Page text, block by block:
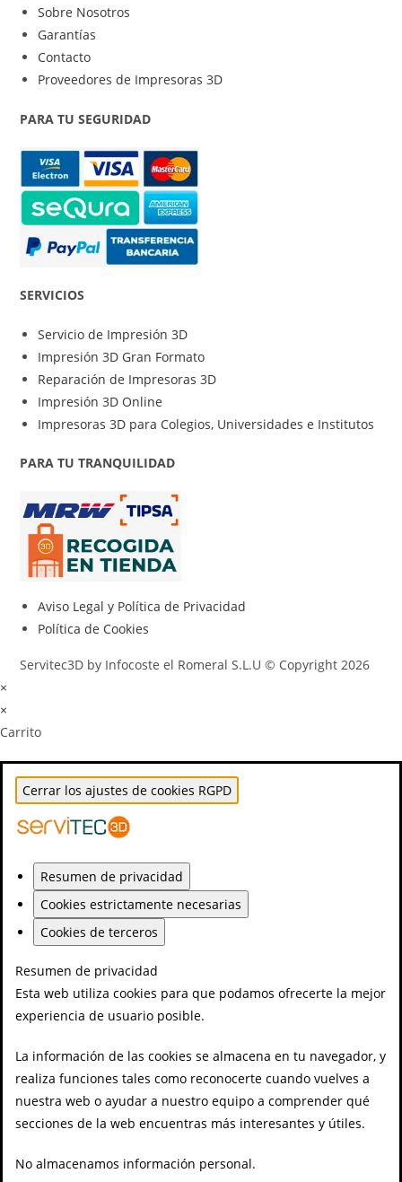
Sobre Nosotros
Garantías
Contacto
Proveedores de Impresoras 3D
PARA TU SEGURIDAD
SERVICIOS
Servicio de Impresión 3D
Impresión 3D Gran Formato
Reparación de Impresoras 3D
Impresión 3D Online
Impresoras 3D para Colegios, Universidades e Institutos
PARA TU TRANQUILIDAD
Aviso Legal y Política de Privacidad
Política de Cookies
Servitec3D by Infocoste el Romeral S.L.U © Copyright 2026
×
×
Carrito
Cerrar los ajustes de cookies RGPD
Resumen de privacidad
Cookies estrictamente necesarias
Cookies de terceros
Resumen de privacidad
Esta web utiliza cookies para que podamos ofrecerte la mejor
experiencia de usuario posible.
La información de las cookies se almacena en tu navegador, y
realiza funciones tales como reconocerte cuando vuelves a
nuestra web o ayudar a nuestro equipo a comprender qué
secciones de la web encuentras más interesantes y útiles.
No almacenamos información personal.